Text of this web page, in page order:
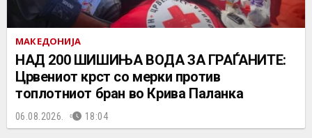
МАКЕДОНИЈА
НАД 200 ШИШИЊА ВОДА ЗА ГРАЃАНИТЕ:
Црвениот крст со мерки против
топлотниот бран во Крива Паланка
06.08.2026. 18:04